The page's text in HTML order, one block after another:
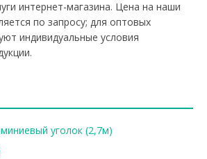
интернет-магазина. Цена на наши
по запросу; для оптовых
индивидуальные условия
уголок (2,7м)